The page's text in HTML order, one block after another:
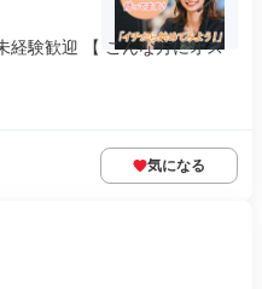
験歓迎 【 こんな方にオス
気になる